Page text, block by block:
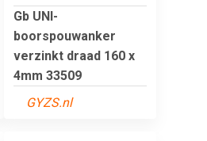
Gb UNI-
boorspouwanker
verzinkt draad 160 x
4mm 33509
GYZS.nl